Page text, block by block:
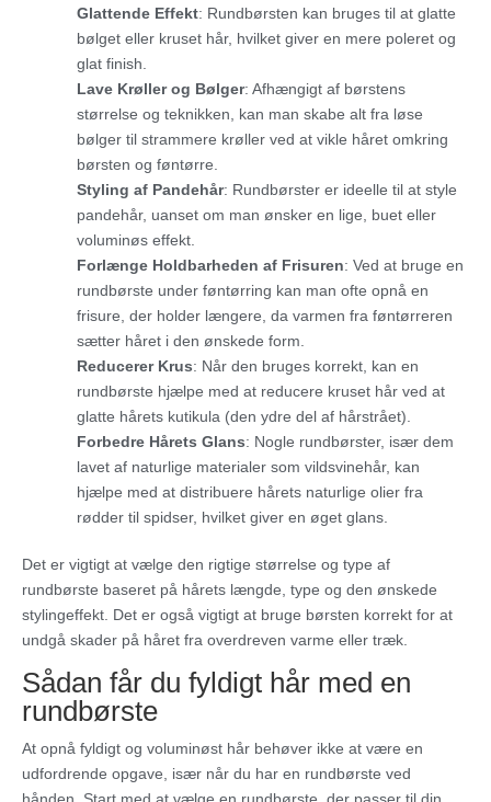
Glattende Effekt: Rundbørsten kan bruges til at glatte
bølget eller kruset hår, hvilket giver en mere poleret og
glat finish.
Lave Krøller og Bølger: Afhængigt af børstens
størrelse og teknikken, kan man skabe alt fra løse
bølger til strammere krøller ved at vikle håret omkring
børsten og føntørre.
Styling af Pandehår: Rundbørster er ideelle til at style
pandehår, uanset om man ønsker en lige, buet eller
voluminøs effekt.
Forlænge Holdbarheden af Frisuren: Ved at bruge en
rundbørste under føntørring kan man ofte opnå en
frisure, der holder længere, da varmen fra føntørreren
sætter håret i den ønskede form.
Reducerer Krus: Når den bruges korrekt, kan en
rundbørste hjælpe med at reducere kruset hår ved at
glatte hårets kutikula (den ydre del af hårstrået).
Forbedre Hårets Glans: Nogle rundbørster, især dem
lavet af naturlige materialer som vildsvinehår, kan
hjælpe med at distribuere hårets naturlige olier fra
rødder til spidser, hvilket giver en øget glans.
Det er vigtigt at vælge den rigtige størrelse og type af
rundbørste baseret på hårets længde, type og den ønskede
stylingeffekt. Det er også vigtigt at bruge børsten korrekt for at
undgå skader på håret fra overdreven varme eller træk.
Sådan får du fyldigt hår med en
rundbørste
At opnå fyldigt og voluminøst hår behøver ikke at være en
udfordrende opgave, især når du har en rundbørste ved